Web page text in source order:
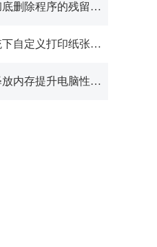
的残留顽固文件的技巧
张大小？xp自定义打印机纸张
提升电脑性能的方案